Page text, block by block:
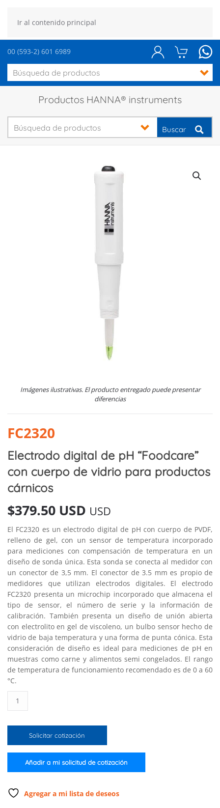
Ir al contenido principal
00 (593-2) 601 6989
Productos HANNA® instruments
Buscar
Imágenes ilustrativas. El producto entregado puede presentar
diferencias
FC2320
Electrodo digital de pH “Foodcare”
con cuerpo de vidrio para productos
cárnicos
$379.50 USD USD
El FC2320 es un electrodo digital de pH con cuerpo de PVDF,
relleno de gel, con un sensor de temperatura incorporado
para mediciones con compensación de temperatura en un
diseño de sonda única. Esta sonda se conecta al medidor con
un conector de 3,5 mm. El conector de 3.5 mm es propio de
medidores que utilizan electrodos digitales. El electrodo
FC2320 presenta un microchip incorporado que almacena el
tipo de sensor, el número de serie y la información de
calibración. También presenta un diseño de unión abierta
con electrolito en gel de viscoleno, un bulbo sensor hecho de
vidrio de baja temperatura y una forma de punta cónica. Esta
consideración de diseño es ideal para mediciones de pH en
muestras como carne y alimentos semi congelados. El rango
de temperatura de funcionamiento recomendado es de 0 a 60
°C.
digital
pH
“Foodcare”
cuerpo
de
para
Solicitar cotización
Añadir a mi solicitud de cotización
Agregar a mi lista de deseos